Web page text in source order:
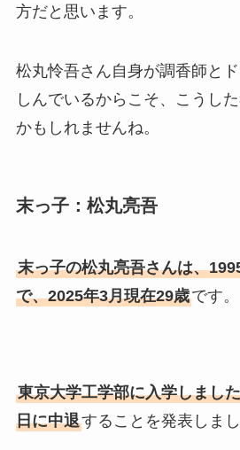
方だと思います。
松丸怜吾さん自身が調香師と
しんでいるからこそ、こうし
かもしれませんね。
末っ子：松丸亮吾
末っ子の松丸亮吾さんは、
で、2025年3月現在29歳です。
東京大学工学部に入学しまし
日に中退することを発表しまし